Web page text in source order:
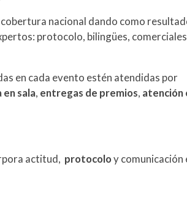
nacional dando como
protocolo, bilingües,
en cada evento estén atendidas por
en sala, entregas de premios, atención
actitud, protocoloy comunicación